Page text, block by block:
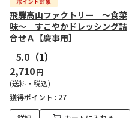
飛騨高山ファクトリー ～食菜
味～ すこやかドレッシング詰
合せＡ【慶事用】
5.0 （1）
2,710円
(送料・税込)
獲得ポイント : 27